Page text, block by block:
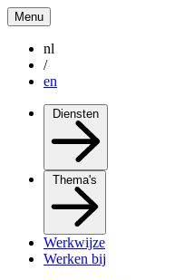
Menu
nl
/
en
Diensten
Thema's
Werkwijze
Werken bij